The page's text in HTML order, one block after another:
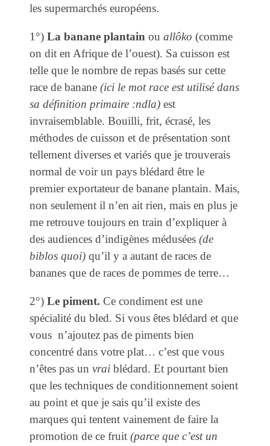
les supermarchés européens.
1°) La banane plantain ou allôko (comme
on dit en Afrique de l’ouest). Sa cuisson est
telle que le nombre de repas basés sur cette
race de banane (ici le mot race est utilisé dans
sa définition primaire :ndla) est
invraisemblable. Bouilli, frit, écrasé, les
méthodes de cuisson et de présentation sont
tellement diverses et variés que je trouverais
normal de voir un pays blédard être le
premier exportateur de banane plantain. Mais,
non seulement il n’en ait rien, mais en plus je
me retrouve toujours en train d’expliquer à
des audiences d’indigènes médusées (de
biblos quoi) qu’il y a autant de races de
bananes que de races de pommes de terre…
2°) Le piment. Ce condiment est une
spécialité du bled. Si vous êtes blédard et que
vous n’ajoutez pas de piments bien
concentré dans votre plat… c’est que vous
n’êtes pas un vrai blédard. Et pourtant bien
que les techniques de conditionnement soient
au point et que je sais qu’il existe des
marques qui tentent vainement de faire la
promotion de ce fruit (parce que c’est un